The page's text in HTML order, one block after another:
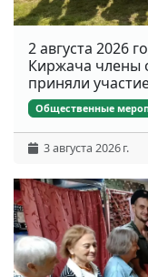
2 августа 2026
Киржача члены
приняли
Общественные
3 августа 2026 г.